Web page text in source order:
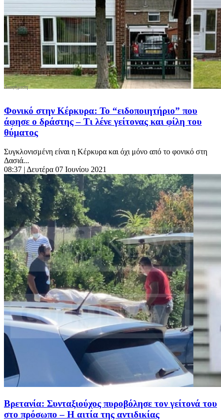
Φονικό στην Κέρκυρα: Το “ειδοποιητήριο” που
άφησε ο δράστης – Τι λένε γείτονας και φίλη του
θύματος
Συγκλονισμένη είναι η Κέρκυρα και όχι μόνο από το φονικό στη
Δασιά...
08:37 | Δευτέρα 07 Ιουνίου 2021
Βρετανία: Συνταξιούχος πυροβόλησε τον γείτονά του
στο πρόσωπο – Η αιτία της αντιδικίας